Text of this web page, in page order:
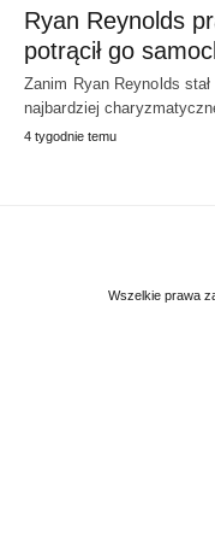
Ryan Reynolds
potrącił go
Zanim Ryan Reynolds
najbardziej
4 tygodnie temu
Wszelkie prawa